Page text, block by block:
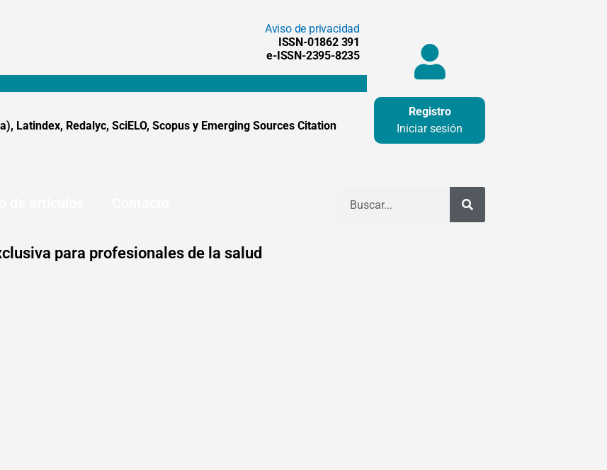
Aviso de privacidad
ISSN-01862 391
e-ISSN-2395-8235
Latindex, Redalyc, SciELO, Scopus y Emerging Sources Citation
Registro
Iniciar sesión
para profesionales de la salud